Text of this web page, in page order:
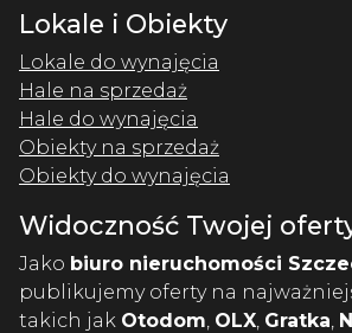
Lokale i Obiekty
Lokale do wynajęcia
Hale na sprzedaż
Hale do wynajęcia
Obiekty na sprzedaż
Obiekty do wynajęcia
Widoczność Twojej
Jako biuro nieruchomości
publikujemy oferty na
takich jak Otodom OLX Gratka